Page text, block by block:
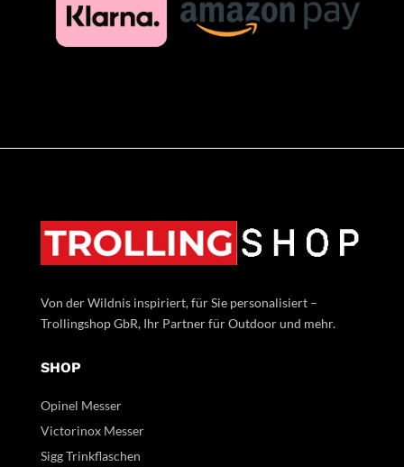
Von der Wildnis inspiriert, für Sie personalisiert –
Trollingshop GbR, Ihr Partner für Outdoor und mehr.
SHOP
Opinel Messer
Victorinox Messer
Sigg Trinkflaschen